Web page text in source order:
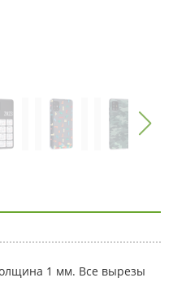
1 мм. Все вырезы